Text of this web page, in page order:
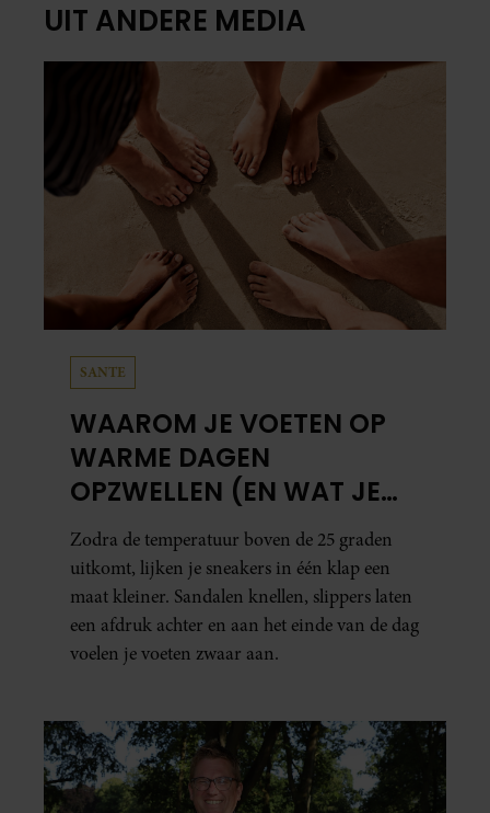
UIT ANDERE MEDIA
SANTE
WAAROM JE VOETEN OP
WARME DAGEN
OPZWELLEN (EN WAT JE
ERAAN KUNT DOEN)
Zodra de temperatuur boven de 25 graden
uitkomt, lijken je sneakers in één klap een
maat kleiner. Sandalen knellen, slippers laten
een afdruk achter en aan het einde van de dag
voelen je voeten zwaar aan.